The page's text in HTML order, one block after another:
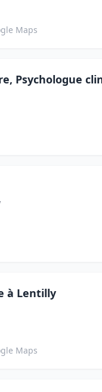
Maps
Psychologue
à Lentilly
Maps